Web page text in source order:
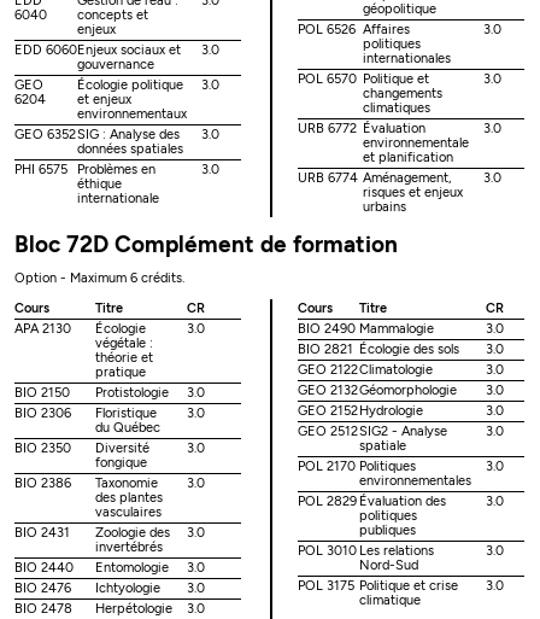
6040
concepts et
enjeux
EDD 6060Enjeux sociaux et
gouvernance
3.0
GEO
6204
Écologie politique
et enjeux
environnementaux
3.0
GEO 6352SIG : Analyse des
données spatiales
3.0
PHI 6575
Problèmes en
éthique
internationale
3.0
géopolitique
POL 6526 Affaires
politiques
internationales
3.0
POL 6570 Politique et
changements
climatiques
3.0
URB 6772 Évaluation
environnementale
et planification
3.0
URB 6774 Aménagement,
risques et enjeux
urbains
3.0
Bloc 72D Complément de formation
Option - Maximum 6 crédits.
Cours
Titre
CR
APA 2130
Écologie
végétale :
théorie et
pratique
3.0
BIO 2150 Protistologie
3.0
BIO 2306
Floristique
du Québec
3.0
BIO 2350
Diversité
fongique
3.0
BIO 2386
Taxonomie
des plantes
vasculaires
3.0
BIO 2431
Zoologie des
invertébrés
3.0
BIO 2440 Entomologie
3.0
BIO 2476
Ichtyologie
3.0
BIO 2478
Herpétologie
3.0
Cours Titre
CR
BIO 2490 Mammalogie
3.0
BIO 2821
Écologie des sols
3.0
GEO 2122Climatologie
3.0
GEO 2132Géomorphologie
3.0
GEO 2152 Hydrologie
3.0
GEO 2512SIG2 - Analyse
spatiale
3.0
POL 2170 Politiques
environnementales
3.0
POL 2829 Évaluation des
politiques
publiques
3.0
POL 3010 Les relations
Nord-Sud
3.0
POL 3175 Politique et crise
climatique
3.0